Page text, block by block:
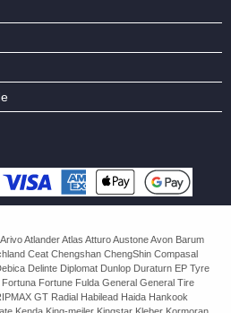
Atlander Atlas Atturo Austone Avon Barum
Ceat Chengshan ChengShin Compasal
Delinte Diplomat Dunlop Duraturn EP Tyre
Fortune Fulda General General Tire
GT Radial Habilead Haida Hankook